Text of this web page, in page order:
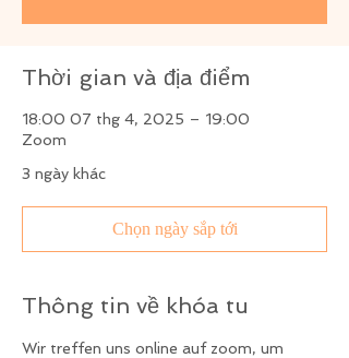
Thời gian và địa điểm
18:00 07 thg 4, 2025 – 19:00
Zoom
3 ngày khác
Chọn ngày sắp tới
Thông tin về khóa tu
Wir treffen uns online auf zoom, um